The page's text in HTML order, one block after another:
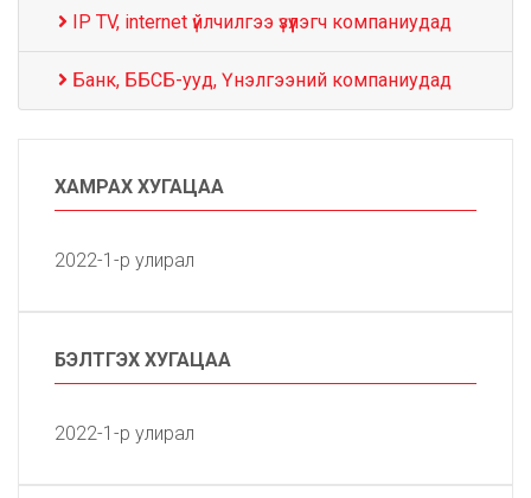
IP TV, internet үйлчилгээ үзүүлэгч компаниудад
Банк, ББСБ-ууд, Үнэлгээний компаниудад
ХАМРАХ ХУГАЦАА
2022-1-р улирал
БЭЛТГЭХ ХУГАЦАА
2022-1-р улирал